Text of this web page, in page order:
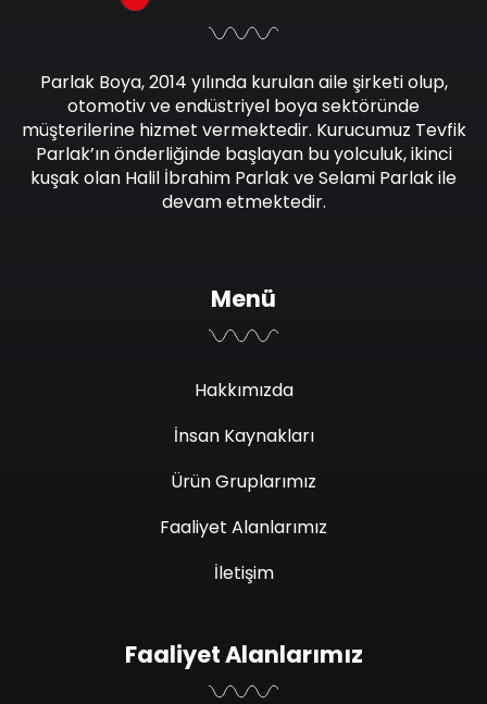
Parlak Boya, 2014 yılında kurulan aile şirketi olup,
otomotiv ve endüstriyel boya sektöründe
müşterilerine hizmet vermektedir. Kurucumuz Tevfik
Parlak’ın önderliğinde başlayan bu yolculuk, ikinci
kuşak olan Halil İbrahim Parlak ve Selami Parlak ile
devam etmektedir.
Menü
Hakkımızda
İnsan Kaynakları
Ürün Gruplarımız
Faaliyet Alanlarımız
İletişim
Faaliyet Alanlarımız